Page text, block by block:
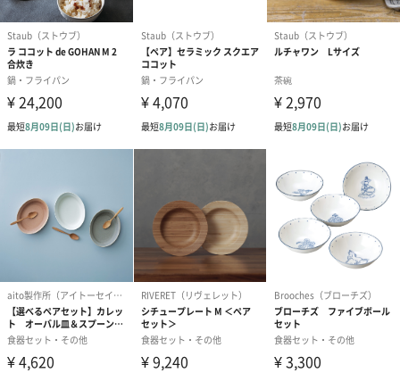
他の食器とも相性の良いカラー
ストウブの鍋は、調理をしてそのままテーブルにサーブできるこ
とが特徴。今回、鍋からさらに料理を取り分けるセラミックアイ
テムを開発しました。ストウブの鍋と合わせてもテーブルコーデ
ィネートできるのはもちろん、他の食器とも相性の良いカラーが
シーンを選ばずに使える
朝食から夕食までシーンを選ばずお使いいただけます。サイズに
合わせた使い分けがおすすめです。主張しすぎないカラーで、今
お使いいただいている食器との相性も気にすることなくギフトと
して贈ることができます。